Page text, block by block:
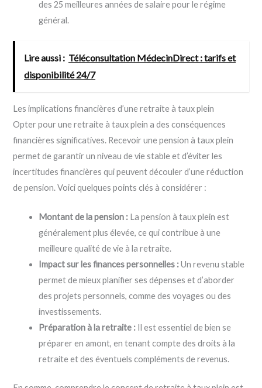
des 25 meilleures années de salaire pour le régime
général.
Lire aussi : Téléconsultation MédecinDirect : tarifs et
disponibilité 24/7
Les implications financières d’une retraite à taux plein
Opter pour une retraite à taux plein a des conséquences
financières significatives. Recevoir une pension à taux plein
permet de garantir un niveau de vie stable et d’éviter les
incertitudes financières qui peuvent découler d’une réduction
de pension. Voici quelques points clés à considérer :
Montant de la pension : La pension à taux plein est
généralement plus élevée, ce qui contribue à une
meilleure qualité de vie à la retraite.
Impact sur les finances personnelles :Un revenu stable
permet de mieux planifier ses dépenses et d’aborder
des projets personnels, comme des voyages ou des
investissements.
Préparation à la retraite : Il est essentiel de bien se
préparer en amont, en tenant compte des droits à la
retraite et des éventuels compléments de revenus.